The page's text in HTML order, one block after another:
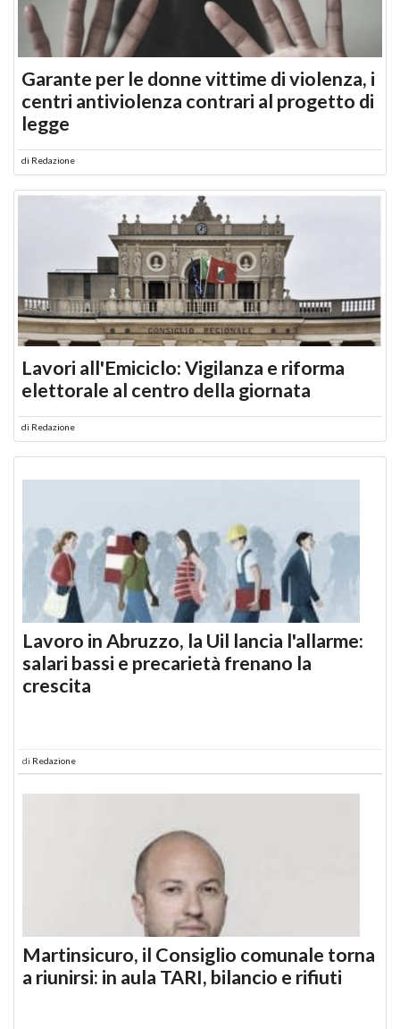
Garante per le donne vittime di violenza, i
centri antiviolenza contrari al progetto di
legge
di Redazione
Lavori all'Emiciclo: Vigilanza e riforma
elettorale al centro della giornata
di Redazione
Lavoro in Abruzzo, la Uil lancia l'allarme:
salari bassi e precarietà frenano la
crescita
di Redazione
Martinsicuro, il Consiglio comunale torna
a riunirsi: in aula TARI, bilancio e rifiuti